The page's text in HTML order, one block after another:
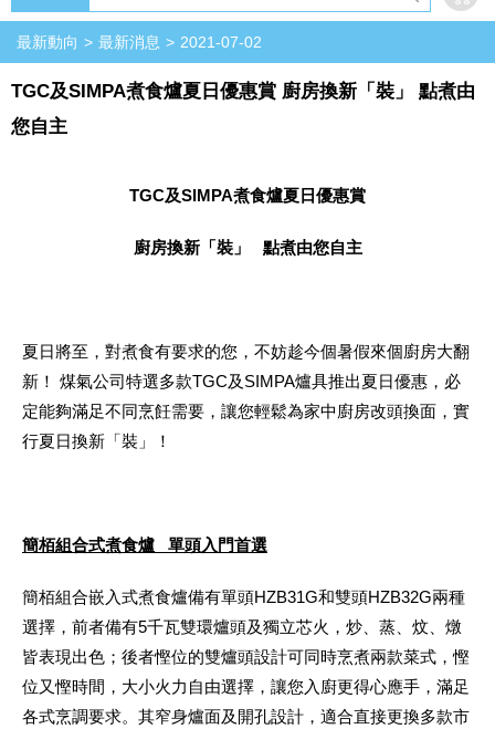
最新動向 最新消息 2021-07-02
TGC及SIMPA煮食爐夏日優惠賞 廚房換新「裝」 點煮由
您自主
TGC及SIMPA煮食爐夏日優惠賞
廚房換新「裝」 點煮由您自主
夏日將至，對煮食有要求的您，不妨趁今個暑假來個廚房大翻
新！ 煤氣公司特選多款TGC及SIMPA爐具推出夏日優惠，必
定能夠滿足不同烹飪需要，讓您輕鬆為家中廚房改頭換面，實
行夏日換新「裝」！
簡栢組合式煮食爐 單頭入門首選
簡栢組合嵌入式煮食爐備有單頭HZB31G和雙頭HZB32G兩種
選擇，前者備有5千瓦雙環爐頭及獨立芯火，炒、蒸、炆、燉
皆表現出色；後者慳位的雙爐頭設計可同時烹煮兩款菜式，慳
位又慳時間，大小火力自由選擇，讓您入廚更得心應手，滿足
各式烹調要求。其窄身爐面及開孔設計，適合直接更換多款市